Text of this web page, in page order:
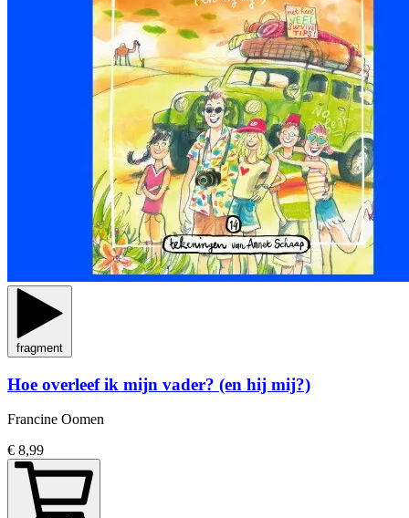
fragment
Hoe overleef ik mijn vader? (en hij mij?)
Francine Oomen
€ 8,99